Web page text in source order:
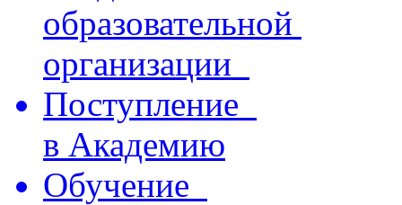
образовательной
организации
Поступление
в Академию
Обучение